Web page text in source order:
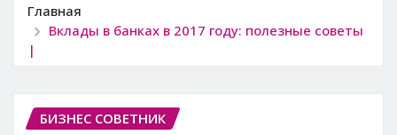
Главная
Вклады в банках в 2017 году: полезные советы
|
БИЗНЕС СОВЕТНИК